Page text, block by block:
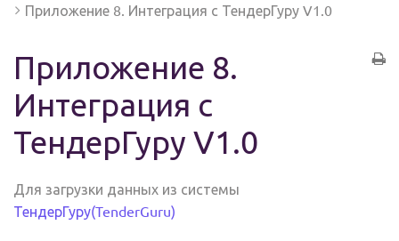
Приложение 8. Интеграция с ТендерГуру V1.0
Приложение 8.
Интеграция с
ТендерГуру V1.0
Для загрузки данных из системы
ТендерГуру(TenderGuru)